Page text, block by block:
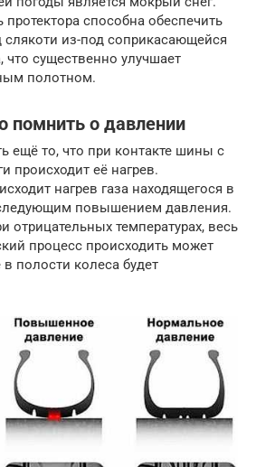
способна обеспечить
из-под соприкасающейся
что существенно улучшает
полотном.
помнить о давлении
ещё то, что при контакте шины с
происходит её нагрев.
нагрев газа находящегося в
повышением давления.
отрицательных температурах, весь
процесс происходить может
полости колеса будет